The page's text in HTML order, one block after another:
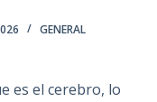
GENERAL
es el cerebro, lo